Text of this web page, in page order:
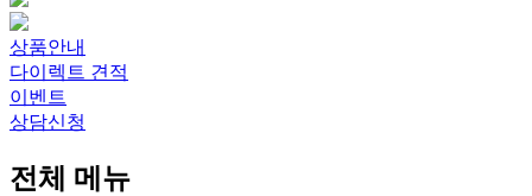
상품안내
다이렉트 견적
이벤트
상담신청
전체 메뉴